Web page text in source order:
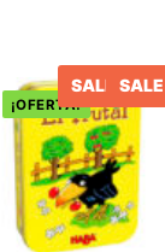
¡OFERTA!
SALE SALE